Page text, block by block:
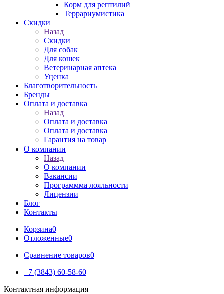
Корм для рептилий
Террариумистика
Скидки
Назад
Скидки
Для собак
Для кошек
Ветеринарная аптека
Уценка
Благотворительность
Бренды
Оплата и доставка
Назад
Оплата и доставка
Оплата и доставка
Гарантия на товар
О компании
Назад
О компании
Вакансии
Программма лояльности
Лицензии
Блог
Контакты
Корзина0
Отложенные0
Сравнение товаров0
+7 (3843) 60-58-60
Контактная информация